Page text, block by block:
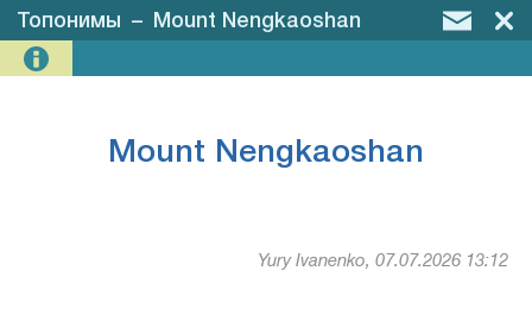
Топонимы – Mount Nengkaoshan
Mount Nengkaoshan
Yury Ivanenko, 07.07.2026 13:12